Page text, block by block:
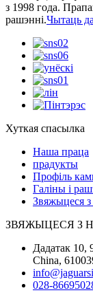
з 1998 года.
рашэнні.Чытаць
Хуткая спасылка
Наша праца
прадукты
Профіль
Галіны і
Звяжыцеся з
ЗВЯЖЫЦЕСЯ З
Дадатак 10,
China,
028-